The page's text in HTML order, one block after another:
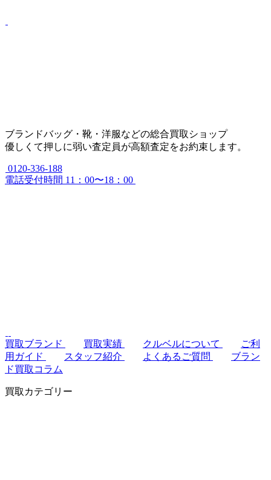
ブランドバッグ・靴・洋服などの総合買取ショップ
優しくて押しに弱い査定員が高額査定をお約束します。
0120-336-188
電話受付時間 11：00〜18：00
買取ブランド 買取実績 クルベルについて
ご利
用ガイド
スタッフ紹介 よくあるご質問
ブラン
ド買取コラム
買取カテゴリー